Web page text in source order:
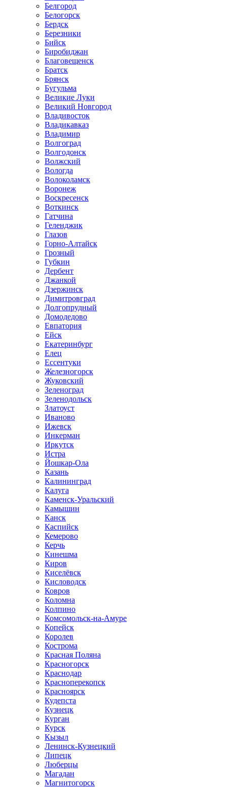
Белгород
Белогорск
Бердск
Березники
Бийск
Биробиджан
Благовещенск
Братск
Брянск
Бугульма
Великие Луки
Великий Новгород
Владивосток
Владикавказ
Владимир
Волгоград
Волгодонск
Волжский
Вологда
Волоколамск
Воронеж
Воскресенск
Воткинск
Гатчина
Геленджик
Глазов
Горно-Алтайск
Грозный
Губкин
Дербент
Джанкой
Дзержинск
Димитровград
Долгопрудный
Домодедово
Евпатория
Ейск
Екатеринбург
Елец
Ессентуки
Железногорск
Жуковский
Зеленоград
Зеленодольск
Златоуст
Иваново
Ижевск
Инкерман
Иркутск
Истра
Йошкар-Ола
Казань
Калининград
Калуга
Каменск-Уральский
Камышин
Канск
Каспийск
Кемерово
Керчь
Кинешма
Киров
Киселёвск
Кисловодск
Ковров
Коломна
Колпино
Комсомольск-на-Амуре
Копейск
Королев
Кострома
Красная Поляна
Красногорск
Краснодар
Красноперекопск
Красноярск
Кудепста
Кузнецк
Курган
Курск
Кызыл
Ленинск-Кузнецкий
Липецк
Люберцы
Магадан
Магнитогорск